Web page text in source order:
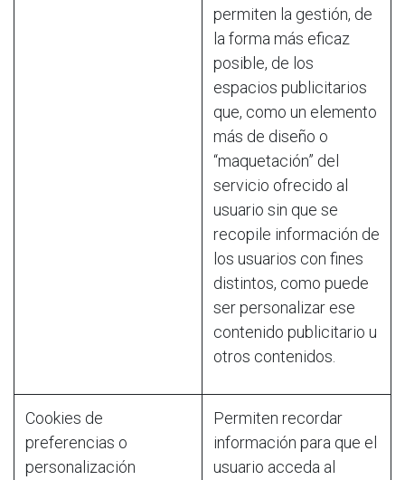
permiten la gestión, de
la forma más eficaz
posible, de los
espacios publicitarios
que, como un elemento
más de diseño o
“maquetación” del
servicio ofrecido al
usuario sin que se
recopile información de
los usuarios con fines
distintos, como puede
ser personalizar ese
contenido publicitario u
otros contenidos.
Cookies de
preferencias o
personalización
Permiten recordar
información para que el
usuario acceda al